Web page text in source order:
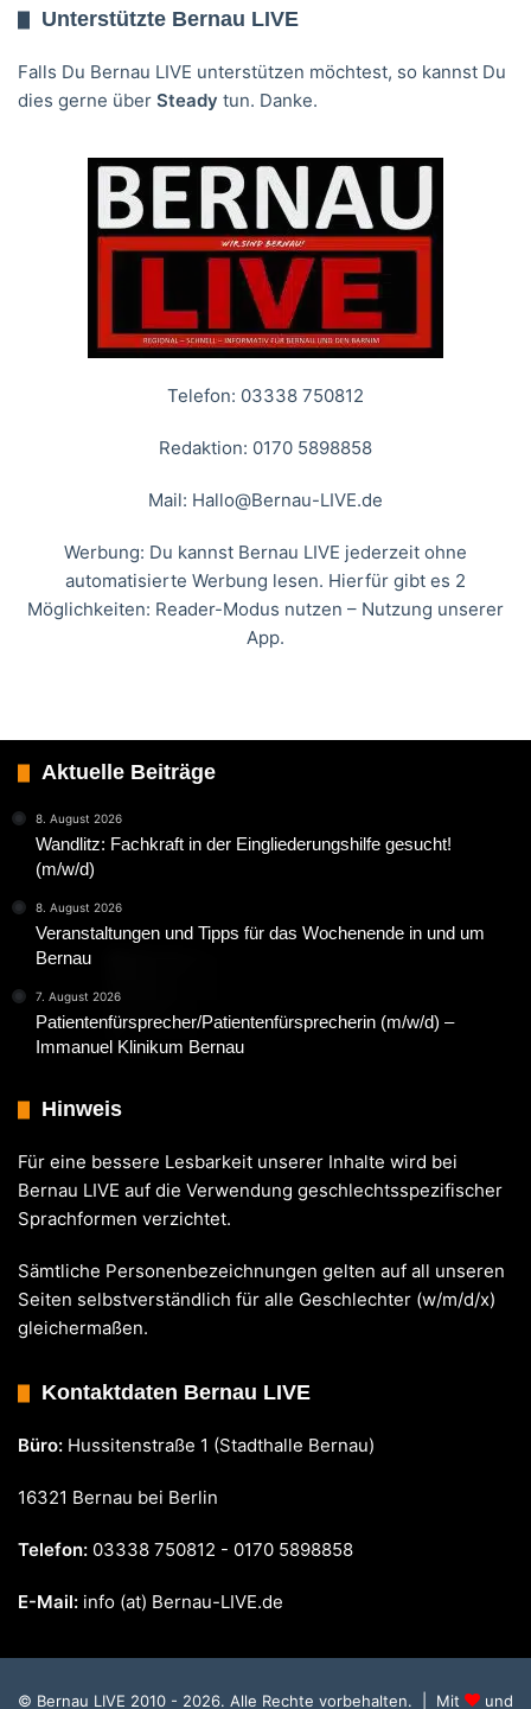
Unterstützte Bernau LIVE
Falls Du Bernau LIVE unterstützen möchtest, so kannst Du
dies gerne über Steady tun. Danke.
Telefon: 03338 750812
Redaktion: 0170 5898858
Mail: Hallo@Bernau-LIVE.de
Werbung: Du kannst Bernau LIVE jederzeit ohne
automatisierte Werbung lesen. Hierfür gibt es 2
Möglichkeiten: Reader-Modus nutzen – Nutzung unserer
App.
Aktuelle Beiträge
8. August 2026
Wandlitz: Fachkraft in der Eingliederungshilfe gesucht!
(m/w/d)
8. August 2026
Veranstaltungen und Tipps für das Wochenende in und um
Bernau
7. August 2026
Patientenfürsprecher/Patientenfürsprecherin (m/w/d) –
Immanuel Klinikum Bernau
Hinweis
Für eine bessere Lesbarkeit unserer Inhalte wird bei
Bernau LIVE auf die Verwendung geschlechtsspezifischer
Sprachformen verzichtet.
Sämtliche Personenbezeichnungen gelten auf all unseren
Seiten selbstverständlich für alle Geschlechter (w/m/d/x)
gleichermaßen.
Kontaktdaten Bernau LIVE
Büro: Hussitenstraße 1 (Stadthalle Bernau)
16321 Bernau bei Berlin
Telefon: 03338 750812 - 0170 5898858
E-Mail: info (at) Bernau-LIVE.de
© Bernau LIVE 2010 - 2026. Alle Rechte vorbehalten. | Mit und